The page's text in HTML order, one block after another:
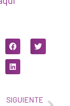
SIGUIENTE